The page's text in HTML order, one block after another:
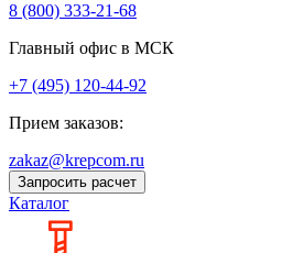
8 (800) 333‑21-68
Главный офис в МСК
+7 (495) 120-44-92
Прием заказов:
zakaz@krepcom.ru
Запросить расчет
Каталог